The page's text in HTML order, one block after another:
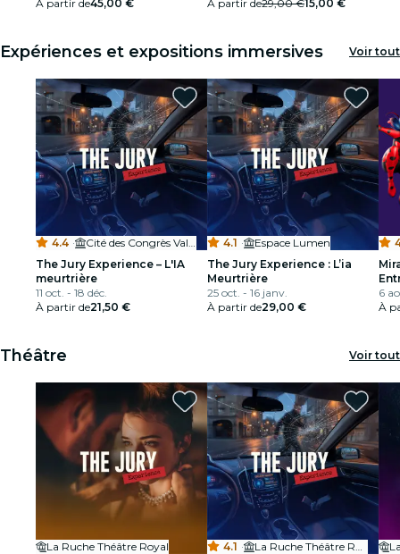
À partir de45,00 € À partir de29,00 €15,00 €
Expériences et expositions immersives Voir tout
4.4 ·
The Jury Experience – L'IA
meurtrière
11 oct. - 18 déc.
À partir de21,50 €
4.1 ·
Espace Lumen
The Jury Experience : L’ia
Meurtrière
25 oct. - 16 janv.
À partir de29,00 €
au
6
À
Théâtre Voir tout
La Ruche Théâtre Royal
4.1 ·